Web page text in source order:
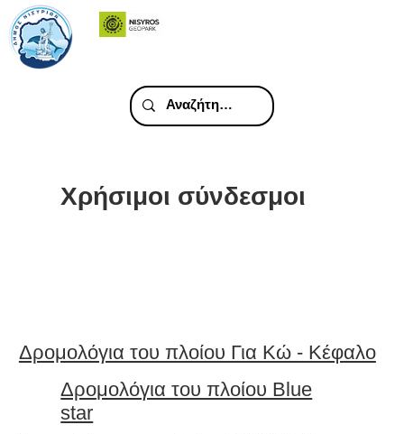
Χρήσιμοι σύνδεσμοι
Δρομολόγια του πλοίου Για Κώ - Κέφαλο
Δρομολόγια του πλοίου Blue
star